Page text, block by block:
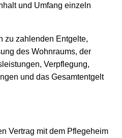
und Umfang einzeln
zu zahlenden Entgelte,
des Wohnraums, der
Verpflegung,
und das Gesamtentgelt
Vertrag mit dem Pflegeheim